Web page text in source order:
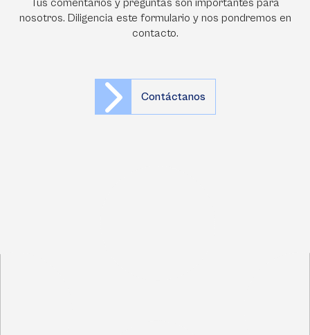
Tus comentarios y preguntas son importantes para
nosotros. Diligencia este formulario y nos pondremos en
contacto.
Contáctanos